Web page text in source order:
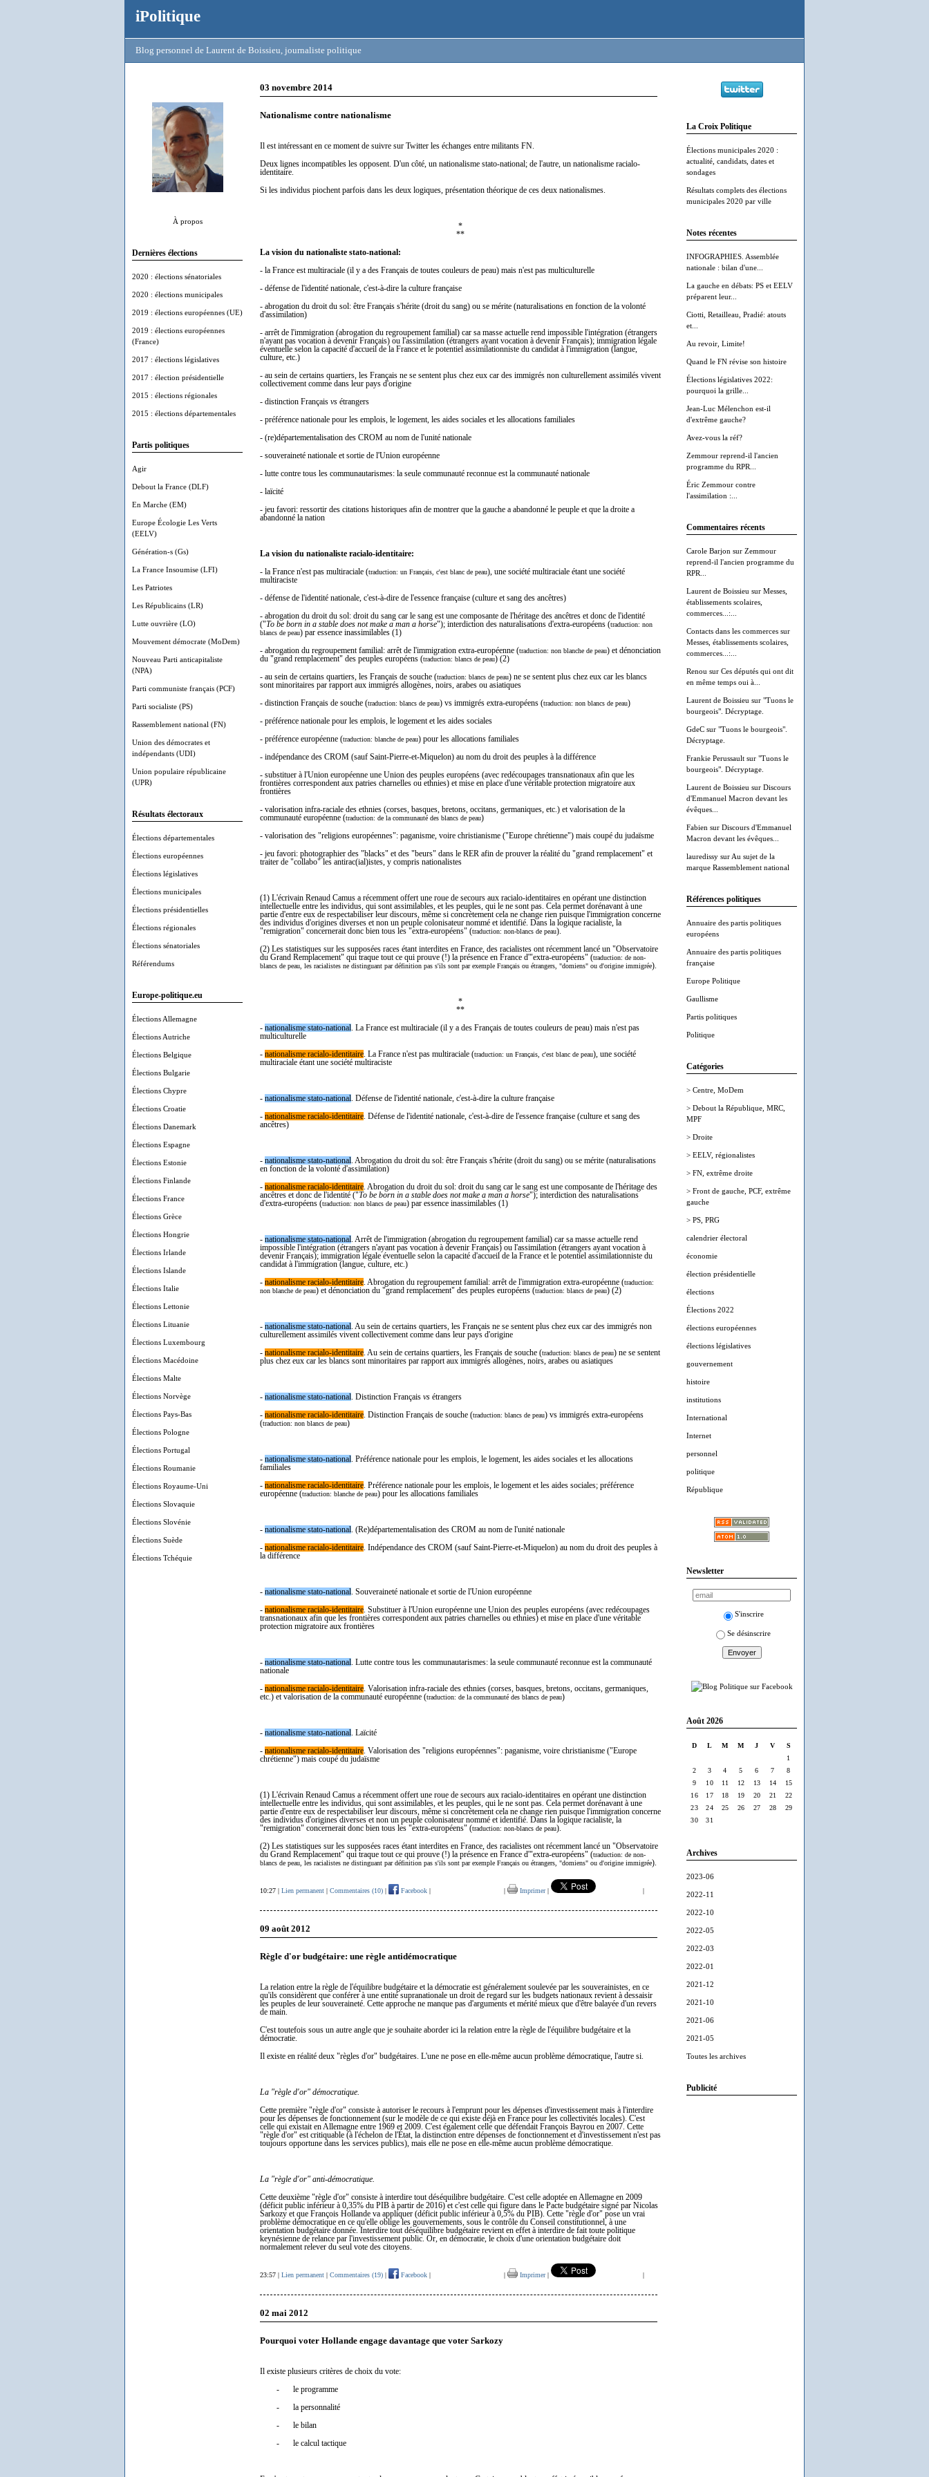
iPolitique
Blog personnel de Laurent de Boissieu, journaliste politique
À propos
Dernières élections
2020 : élections sénatoriales
2020 : élections municipales
2019 : élections européennes (UE)
2019 : élections européennes
(France)
2017 : élections législatives
2017 : élection présidentielle
2015 : élections régionales
2015 : élections départementales
Partis politiques
Agir
Debout la France (DLF)
En Marche (EM)
Europe Écologie Les Verts
(EELV)
Génération-s (Gs)
La France Insoumise (LFI)
Les Patriotes
Les Républicains (LR)
Lutte ouvrière (LO)
Mouvement démocrate (MoDem)
Nouveau Parti anticapitaliste
(NPA)
Parti communiste français (PCF)
Parti socialiste (PS)
Rassemblement national (FN)
Union des démocrates et
indépendants (UDI)
Union populaire républicaine
(UPR)
Résultats électoraux
Élections départementales
Élections européennes
Élections législatives
Élections municipales
Élections présidentielles
Élections régionales
Élections sénatoriales
Référendums
Europe-politique.eu
Élections Allemagne
Élections Autriche
Élections Belgique
Élections Bulgarie
Élections Chypre
Élections Croatie
Élections Danemark
Élections Espagne
Élections Estonie
Élections Finlande
Élections France
Élections Grèce
Élections Hongrie
Élections Irlande
Élections Islande
Élections Italie
Élections Lettonie
Élections Lituanie
Élections Luxembourg
Élections Macédoine
Élections Malte
Élections Norvège
Élections Pays-Bas
Élections Pologne
Élections Portugal
Élections Roumanie
Élections Royaume-Uni
Élections Slovaquie
Élections Slovénie
Élections Suède
Élections Tchéquie
La Croix Politique
Élections municipales 2020 :
actualité, candidats, dates et
sondages
Résultats complets des élections
municipales 2020 par ville
Notes récentes
INFOGRAPHIES. Assemblée
nationale : bilan d'une...
La gauche en débats: PS et EELV
préparent leur...
Ciotti, Retailleau, Pradié: atouts
et...
Au revoir, Limite!
Quand le FN révise son histoire
Élections législatives 2022:
pourquoi la grille...
Jean-Luc Mélenchon est-il
d'extrême gauche?
Avez-vous la réf?
Zemmour reprend-il l'ancien
programme du RPR...
Éric Zemmour contre
l'assimilation :...
Commentaires récents
Carole Barjon sur Zemmour
reprend-il l'ancien programme du
RPR...
Laurent de Boissieu sur Messes,
établissements scolaires,
commerces...:...
Contacts dans les commerces sur
Messes, établissements scolaires,
commerces...:...
Renou sur Ces députés qui ont dit
en même temps oui à...
Laurent de Boissieu sur "Tuons le
bourgeois". Décryptage.
GdeC sur "Tuons le bourgeois".
Décryptage.
Frankie Perussault sur "Tuons le
bourgeois". Décryptage.
Laurent de Boissieu sur Discours
d'Emmanuel Macron devant les
évêques...
Fabien sur Discours d'Emmanuel
Macron devant les évêques...
lauredissy sur Au sujet de la
marque Rassemblement national
Références politiques
Annuaire des partis politiques
européens
Annuaire des partis politiques
française
Europe Politique
Gaullisme
Partis politiques
Politique
Catégories
> Centre, MoDem
> Debout la République, MRC,
MPF
> Droite
> EELV, régionalistes
> FN, extrême droite
> Front de gauche, PCF, extrême
gauche
> PS, PRG
calendrier électoral
économie
élection présidentielle
élections
Élections 2022
élections européennes
élections législatives
gouvernement
histoire
institutions
International
Internet
personnel
politique
République
Newsletter
S'inscrire
Se désinscrire
Août 2026
D L M M J V
S
1
2
3 4 5 6 7
8
9
10 11 12 13 14
15
16
17 18 19 20 21
22
23
24 25 26 27 28
29
30
31
Archives
2023-06
2022-11
2022-10
2022-05
2022-03
2022-01
2021-12
2021-10
2021-06
2021-05
Toutes les archives
Publicité
03 novembre 2014
Nationalisme contre nationalisme
Il est intéressant en ce moment de suivre sur Twitter les échanges entre militants FN.
Deux lignes incompatibles les opposent. D'un côté, un nationalisme stato-national; de l'autre, un nationalisme racialo-
identitaire.
Si les individus piochent parfois dans les deux logiques, présentation théorique de ces deux nationalismes.
*
**
La vision du nationaliste stato-national:
- la France est multiraciale (il y a des Français de toutes couleurs de peau) mais n'est pas multiculturelle
- défense de l'identité nationale, c'est-à-dire la culture française
- abrogation du droit du sol: être Français s'hérite (droit du sang) ou se mérite (naturalisations en fonction de la volonté
d'assimilation)
- arrêt de l'immigration (abrogation du regroupement familial) car sa masse actuelle rend impossible l'intégration (étrangers
n'ayant pas vocation à devenir Français) ou l'assimilation (étrangers ayant vocation à devenir Français); immigration légale
éventuelle selon la capacité d'accueil de la France et le potentiel assimilationniste du candidat à l'immigration (langue,
culture, etc.)
- au sein de certains quartiers, les Français ne se sentent plus chez eux car des immigrés non culturellement assimilés vivent
collectivement comme dans leur pays d'origine
- distinction Français vs étrangers
- préférence nationale pour les emplois, le logement, les aides sociales et les allocations familiales
- (re)départementalisation des CROM au nom de l'unité nationale
- souveraineté nationale et sortie de l'Union européenne
- lutte contre tous les communautarismes: la seule communauté reconnue est la communauté nationale
- laïcité
- jeu favori: ressortir des citations historiques afin de montrer que la gauche a abandonné le peuple et que la droite a
abandonné la nation
La vision du nationaliste racialo-identitaire:
- la France n'est pas multiraciale (traduction: un Français, c'est blanc de peau), une société multiraciale étant une société
multiraciste
- défense de l'identité nationale, c'est-à-dire de l'essence française (culture et sang des ancêtres)
- abrogation du droit du sol: droit du sang car le sang est une composante de l'héritage des ancêtres et donc de l'identité
("To be born in a stable does not make a man a horse"); interdiction des naturalisations d'extra-européens (traduction: non
blancs de peau) par essence inassimilables (1)
- abrogation du regroupement familial: arrêt de l'immigration extra-européenne (traduction: non blanche de peau) et dénonciation
du "grand remplacement" des peuples européens (traduction: blancs de peau) (2)
- au sein de certains quartiers, les Français de souche (traduction: blancs de peau) ne se sentent plus chez eux car les blancs
sont minoritaires par rapport aux immigrés allogènes, noirs, arabes ou asiatiques
- distinction Français de souche (traduction: blancs de peau) vs immigrés extra-européens (traduction: non blancs de peau)
- préférence nationale pour les emplois, le logement et les aides sociales
- préférence européenne (traduction: blanche de peau) pour les allocations familiales
- indépendance des CROM (sauf Saint-Pierre-et-Miquelon) au nom du droit des peuples à la différence
- substituer à l'Union européenne une Union des peuples européens (avec redécoupages transnationaux afin que les
frontières correspondent aux patries charnelles ou ethnies) et mise en place d'une véritable protection migratoire aux
frontières
- valorisation infra-raciale des ethnies (corses, basques, bretons, occitans, germaniques, etc.) et valorisation de la
communauté européenne (traduction: de la communauté des blancs de peau)
- valorisation des "religions européennes": paganisme, voire christianisme ("Europe chrétienne") mais coupé du judaïsme
- jeu favori: photographier des "blacks" et des "beurs" dans le RER afin de prouver la réalité du "grand remplacement" et
traiter de "collabo" les antirac(ial)istes, y compris nationalistes
(1) L'écrivain Renaud Camus a récemment offert une roue de secours aux racialo-identitaires en opérant une distinction
intellectuelle entre les individus, qui sont assimilables, et les peuples, qui le ne sont pas. Cela permet dorénavant à une
partie d'entre eux de respectabiliser leur discours, même si concrètement cela ne change rien puisque l'immigration concerne
des individus d'origines diverses et non un peuple colonisateur nommé et identifié. Dans la logique racialiste, la
"remigration" concernerait donc bien tous les "extra-européens" (traduction: non-blancs de peau).
(2) Les statistiques sur les supposées races étant interdites en France, des racialistes ont récemment lancé un "Observatoire
du Grand Remplacement" qui traque tout ce qui prouve (!) la présence en France d'"extra-européens" (traduction: de non-
blancs de peau, les racialistes ne distinguant par définition pas s'ils sont par exemple Français ou étrangers, "domiens" ou d'origine immigrée).
*
**
- nationalisme stato-national
. La France est multiraciale (il y a des Français de toutes couleurs de peau) mais n'est pas
multiculturelle
- nationalisme racialo-identitaire . La France n'est pas multiraciale (traduction: un Français, c'est blanc de peau), une société
multiraciale étant une société multiraciste
- nationalisme stato-national . Défense de l'identité nationale, c'est-à-dire la culture française
- nationalisme racialo-identitaire . Défense de l'identité nationale, c'est-à-dire de l'essence française (culture et sang des
ancêtres)
- nationalisme stato-national . Abrogation du droit du sol: être Français s'hérite (droit du sang) ou se mérite (naturalisations
en fonction de la volonté d'assimilation)
- nationalisme racialo-identitaire . Abrogation du droit du sol: droit du sang car le sang est une composante de l'héritage des
ancêtres et donc de l'identité ("To be born in a stable does not make a man a horse"); interdiction des naturalisations
d'extra-européens (traduction: non blancs de peau) par essence inassimilables (1)
- nationalisme stato-national
. Arrêt de l'immigration (abrogation du regroupement familial) car sa masse actuelle rend
impossible l'intégration (étrangers n'ayant pas vocation à devenir Français) ou l'assimilation (étrangers ayant vocation à
devenir Français); immigration légale éventuelle selon la capacité d'accueil de la France et le potentiel assimilationniste du
candidat à l'immigration (langue, culture, etc.)
- nationalisme racialo-identitaire . Abrogation du regroupement familial: arrêt de l'immigration extra-européenne (traduction:
non blanche de peau) et dénonciation du "grand remplacement" des peuples européens (traduction: blancs de peau) (2)
- nationalisme stato-national
. Au sein de certains quartiers, les Français ne se sentent plus chez eux car des immigrés non
culturellement assimilés vivent collectivement comme dans leur pays d'origine
- nationalisme racialo-identitaire . Au sein de certains quartiers, les Français de souche (traduction: blancs de peau) ne se sentent
plus chez eux car les blancs sont minoritaires par rapport aux immigrés allogènes, noirs, arabes ou asiatiques
- nationalisme stato-national . Distinction Français vs étrangers
- nationalisme racialo-identitaire . Distinction Français de souche (traduction: blancs de peau) vs immigrés extra-européens
(traduction: non blancs de peau)
- nationalisme stato-national
. Préférence nationale pour les emplois, le logement, les aides sociales et les allocations
familiales
- nationalisme racialo-identitaire . Préférence nationale pour les emplois, le logement et les aides sociales; préférence
européenne (traduction: blanche de peau) pour les allocations familiales
- nationalisme stato-national . (Re)départementalisation des CROM au nom de l'unité nationale
- nationalisme racialo-identitaire . Indépendance des CROM (sauf Saint-Pierre-et-Miquelon) au nom du droit des peuples à
la différence
- nationalisme stato-national . Souveraineté nationale et sortie de l'Union européenne
- nationalisme racialo-identitaire . Substituer à l'Union européenne une Union des peuples européens (avec redécoupages
transnationaux afin que les frontières correspondent aux patries charnelles ou ethnies) et mise en place d'une véritable
protection migratoire aux frontières
- nationalisme stato-national
. Lutte contre tous les communautarismes: la seule communauté reconnue est la communauté
nationale
- nationalisme racialo-identitaire . Valorisation infra-raciale des ethnies (corses, basques, bretons, occitans, germaniques,
etc.) et valorisation de la communauté européenne (traduction: de la communauté des blancs de peau)
- nationalisme stato-national . Laïcité
- nationalisme racialo-identitaire . Valorisation des "religions européennes": paganisme, voire christianisme ("Europe
chrétienne") mais coupé du judaïsme
(1) L'écrivain Renaud Camus a récemment offert une roue de secours aux racialo-identitaires en opérant une distinction
intellectuelle entre les individus, qui sont assimilables, et les peuples, qui le ne sont pas. Cela permet dorénavant à une
partie d'entre eux de respectabiliser leur discours, même si concrètement cela ne change rien puisque l'immigration concerne
des individus d'origines diverses et non un peuple colonisateur nommé et identifié. Dans la logique racialiste, la
"remigration" concernerait donc bien tous les "extra-européens" (traduction: non-blancs de peau).
(2) Les statistiques sur les supposées races étant interdites en France, des racialistes ont récemment lancé un "Observatoire
du Grand Remplacement" qui traque tout ce qui prouve (!) la présence en France d'"extra-européens" (traduction: de non-
blancs de peau, les racialistes ne distinguant par définition pas s'ils sont par exemple Français ou étrangers, "domiens" ou d'origine immigrée).
10:27 | Lien permanent | Commentaires (10) | Facebook | | Imprimer| |
09 août 2012
Règle d'or budgétaire: une règle antidémocratique
La relation entre la règle de l'équilibre budgétaire et la démocratie est généralement soulevée par les souverainistes, en ce
qu'ils considèrent que conférer à une entité supranationale un droit de regard sur les budgets nationaux revient à dessaisir
les peuples de leur souveraineté. Cette approche ne manque pas d'arguments et mérité mieux que d'être balayée d'un revers
de main.
C'est toutefois sous un autre angle que je souhaite aborder ici la relation entre la règle de l'équilibre budgétaire et la
démocratie.
Il existe en réalité deux "règles d'or" budgétaires. L'une ne pose en elle-même aucun problème démocratique, l'autre si.
La "règle d'or" démocratique.
Cette première "règle d'or" consiste à autoriser le recours à l'emprunt pour les dépenses d'investissement mais à l'interdire
pour les dépenses de fonctionnement (sur le modèle de ce qui existe déjà en France pour les collectivités locales). C'est
celle qui existait en Allemagne entre 1969 et 2009. C'est également celle que défendait François Bayrou en 2007. Cette
"règle d'or" est critiquable (à l'échelon de l'État, la distinction entre dépenses de fonctionnement et d'investissement n'est pas
toujours opportune dans les services publics), mais elle ne pose en elle-même aucun problème démocratique.
La "règle d'or" anti-démocratique.
Cette deuxième "règle d'or" consiste à interdire tout déséquilibre budgétaire. C'est celle adoptée en Allemagne en 2009
(déficit public inférieur à 0,35% du PIB à partir de 2016) et c'est celle qui figure dans le Pacte budgétaire signé par Nicolas
Sarkozy et que François Hollande va appliquer (déficit public inférieur à 0,5% du PIB). Cette "règle d'or" pose un vrai
problème démocratique en ce qu'elle oblige les gouvernements, sous le contrôle du Conseil constitutionnel, à une
orientation budgétaire donnée. Interdire tout déséquilibre budgétaire revient en effet à interdire de fait toute politique
keynésienne de relance par l'investissement public. Or, en démocratie, le choix d'une orientation budgétaire doit
normalement relever du seul vote des citoyens.
23:57 | Lien permanent | Commentaires (19) | Facebook | | Imprimer| |
02 mai 2012
Pourquoi voter Hollande engage davantage que voter Sarkozy
Il existe plusieurs critères de choix du vote:
- le programme
- la personnalité
- le bilan
- le calcul tactique